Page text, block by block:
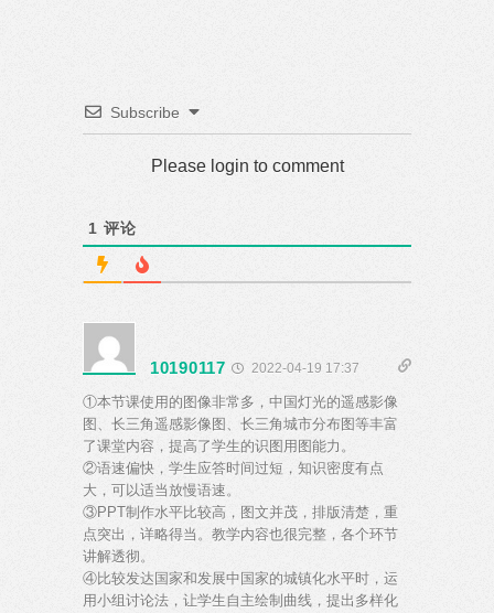
Subscribe
Please login to comment
1 评论
10190117 2022-04-19 17:37
①本节课使用的图像非常多，中国灯光的遥感影像
图、长三角遥感影像图、长三角城市分布图等丰富
了课堂内容，提高了学生的识图用图能力。
②语速偏快，学生应答时间过短，知识密度有点
大，可以适当放慢语速。
③PPT制作水平比较高，图文并茂，排版清楚，重
点突出，详略得当。教学内容也很完整，各个环节
讲解透彻。
④比较发达国家和发展中国家的城镇化水平时，运
用小组讨论法，让学生自主绘制曲线，提出多样化